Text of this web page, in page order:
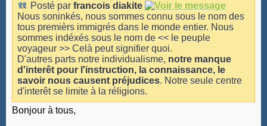
Posté par francois diakite
Nous soninkés, nous sommes connu sous le nom des
tous premièrs immigrés dans le monde entier. Nous
sommes indéxés sous le nom de << le peuple
voyageur >> Celà peut signifier quoi.
D'autres parts notre individualisme, notre manque
d'interêt pour l'instruction, la connaissance, le
savoir nous causent préjudices. Notre seule centre
d'interêt se limite à la réligions.
Bonjour à tous,